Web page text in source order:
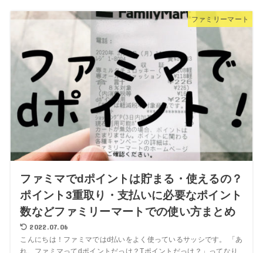
ファミリーマート
ファミマでdポイントは貯まる・使えるの？
ポイント3重取り・支払いに必要なポイント
数などファミリーマートでの使い方まとめ
2022.07.06
こんにちは！ファミマではd払いをよく使っているサッシです。 「あ
れ、ファミマってdポイントだっけ？Tポイントだっけ？」ってなり